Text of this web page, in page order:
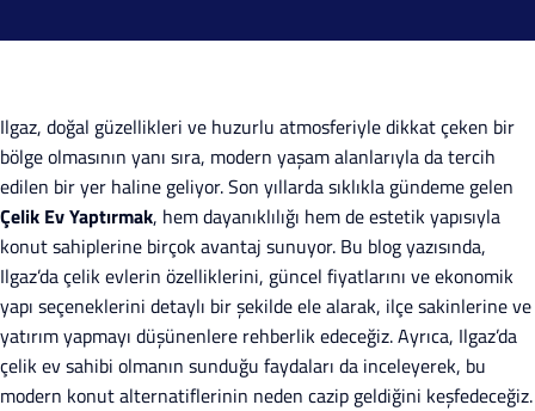
Ilgaz, doğal güzellikleri ve huzurlu atmosferiyle dikkat çeken bir
bölge olmasının yanı sıra, modern yaşam alanlarıyla da tercih
edilen bir yer haline geliyor. Son yıllarda sıklıkla gündeme gelen
Çelik Ev Yaptırmak, hem dayanıklılığı hem de estetik yapısıyla
konut sahiplerine birçok avantaj sunuyor. Bu blog yazısında,
Ilgaz’da çelik evlerin özelliklerini, güncel fiyatlarını ve ekonomik
yapı seçeneklerini detaylı bir şekilde ele alarak, ilçe sakinlerine ve
yatırım yapmayı düşünenlere rehberlik edeceğiz. Ayrıca, Ilgaz’da
çelik ev sahibi olmanın sunduğu faydaları da inceleyerek, bu
modern konut alternatiflerinin neden cazip geldiğini keşfedeceğiz.